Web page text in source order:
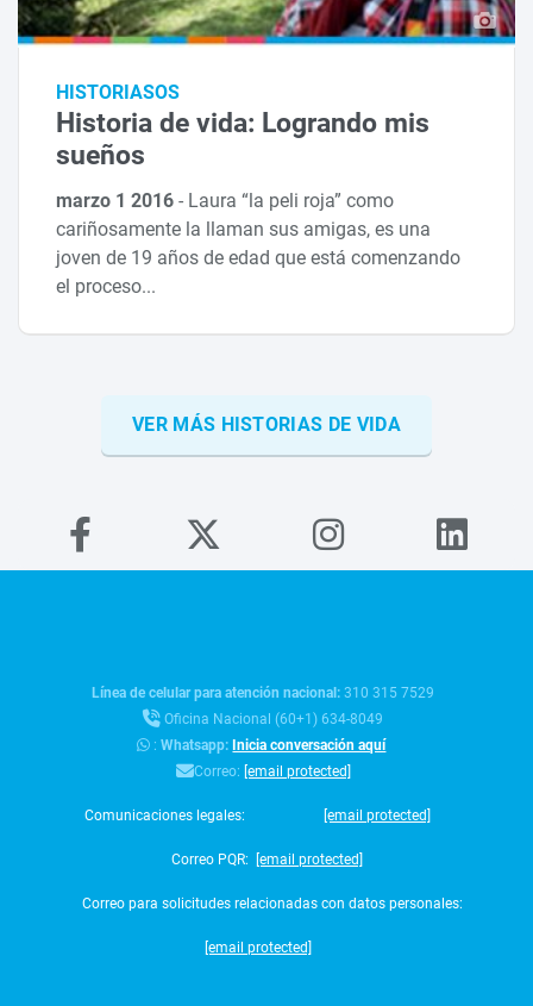
HISTORIASOS
Historia de vida: Logrando mis
sueños
marzo 1 2016- Laura “la peli roja” como
cariñosamente la llaman sus amigas, es una
joven de 19 años de edad que está comenzando
el proceso...
VER MÁS HISTORIAS DE VIDA
Línea de celular para atención nacional:310 315 7529
Oficina Nacional (60+1) 634-8049
:Whatsapp: Inicia conversación aquí
Correo: [email protected]
Comunicaciones legales: [email protected]
Correo PQR: [email protected]
Correo para solicitudes relacionadas con datos personales:
[email protected]